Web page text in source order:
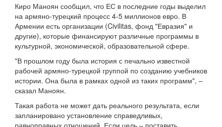
Киро Маноян сообщил, что ЕС в последние годы выделил
на армяно-турецкий процесс 4-5 миллионов евро. В
Армении есть организации (Civilitas, фонд "Евразия" и
другие), которые финансируют различные программы в
культурной, экономической, образовательной сфере.
"В прошлом году была история с печально известной
рабочей армяно-турецкой группой по созданию учебников
истории. Она была в рамках одной из таких программ", –
сказал Маноян.
Такая работа не может дать реального результата, если
запланировано установление справедливых,